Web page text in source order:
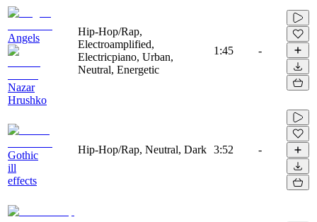
Angels
Nazar
Hrushko
Hip-Hop/Rap,
Electroamplified,
Electricpiano, Urban,
Neutral, Energetic
1:45 -
Gothic
ill
effects
Hip-Hop/Rap, Neutral, Dark 3:52 -